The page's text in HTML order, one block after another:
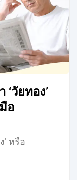
วัยทอง’
อ
’ หรือ